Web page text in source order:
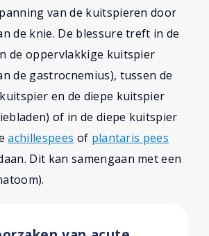
van de kuitspieren door
de knie. De blessure treft in de
de oppervlakkige kuitspier
de gastrocnemius), tussen de
en de diepe kuitspier
of in de diepe kuitspier
achillespees of plantaris pees
Dit kan samengaan met een